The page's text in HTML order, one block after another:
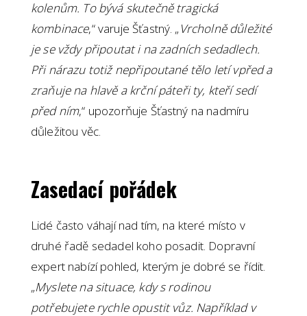
kolenům. To bývá skutečně tragická
kombinace,“ varuje Šťastný. „ Vrcholně důležité
je se vždy připoutat i na zadních sedadlech.
Při nárazu totiž nepřipoutané tělo letí vpřed a
zraňuje na hlavě a krční páteři ty, kteří sedí
před ním,“ upozorňuje Šťastný na nadmíru
důležitou věc.
Zasedací pořádek
Lidé často váhají nad tím, na které místo v
druhé řadě sedadel koho posadit. Dopravní
expert nabízí pohled, kterým je dobré se řídit.
„Myslete na situace, kdy s rodinou
potřebujete rychle opustit vůz. Například v